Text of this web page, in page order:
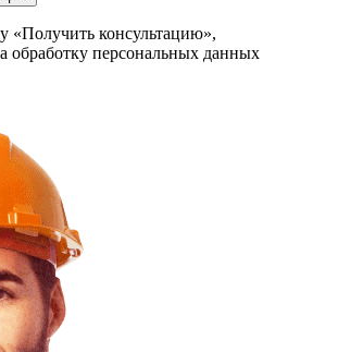
«Получить консультацию»,
обработку персональных данных